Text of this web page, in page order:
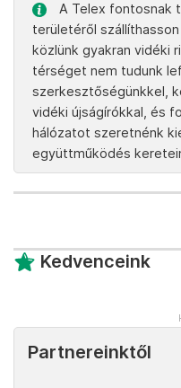
A Telex fontosnak
területéről
közlünk gyakran vidéki
térséget nem tudunk
szerkesztőségünkkel,
vidéki újságírókkal, és
hálózatot szeretnénk
együttműködés
Kedvenceink
Partnereinktől